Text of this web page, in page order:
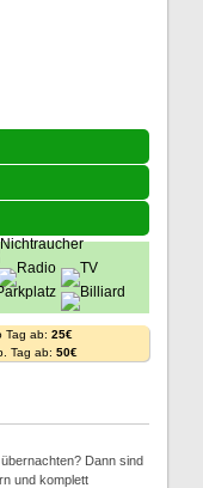
Tag ab: 25€
Tag ab: 50€
Dann sind
und komplett